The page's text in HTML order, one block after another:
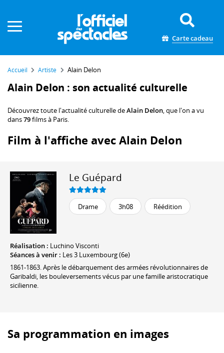
Carte cadeau
Accueil Artiste Alain Delon
Alain Delon : son actualité culturelle
Découvrez toute l'actualité culturelle deAlain Delon, que l'on a vu
dans79films à Paris.
Film à l'affiche avec Alain Delon
Le Guépard
Drame 3h08 Réédition
Réalisation : Luchino Visconti
Séances à venir : Les 3 Luxembourg (6e)
1861-1863. Après le débarquement des armées révolutionnaires de
Garibaldi, les bouleversements vécus par une famille aristocratique
sicilienne.
Sa programmation en images